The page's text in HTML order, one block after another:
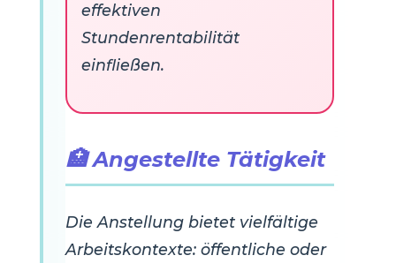
effektiven
Stundenrentabilität
einfließen.
🏥 Angestellte Tätigkeit
Die Anstellung bietet vielfältige
Arbeitskontexte: öffentliche oder